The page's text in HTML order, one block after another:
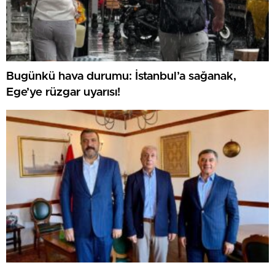
Bugünkü hava durumu: İstanbul’a sağanak,
Ege’ye rüzgar uyarısı!